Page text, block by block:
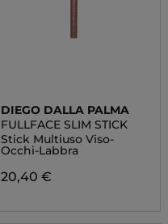
DIEGO DALLA PALMA
FULLFACE SLIM STICK
Stick Multiuso Viso-
Occhi-Labbra
20,40 €